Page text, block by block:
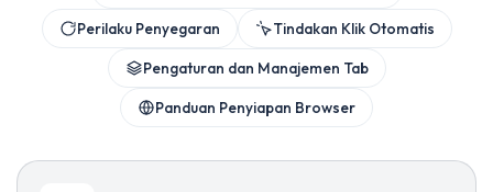
Perilaku Penyegaran
Tindakan Klik Otomatis
Pengaturan dan Manajemen Tab
Panduan Penyiapan Browser